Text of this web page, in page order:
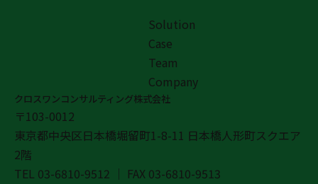
Solution
Case
Team
Company
クロスワンコンサルティング株式会社
〒103-0012
東京都中央区日本橋堀留町1-8-11 日本橋人形町スクエア
2階
TEL 03-6810-9512 ｜ FAX 03-6810-9513